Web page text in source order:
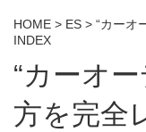
HOME > ES > “カーオ
INDEX
“カーオ
方を完全